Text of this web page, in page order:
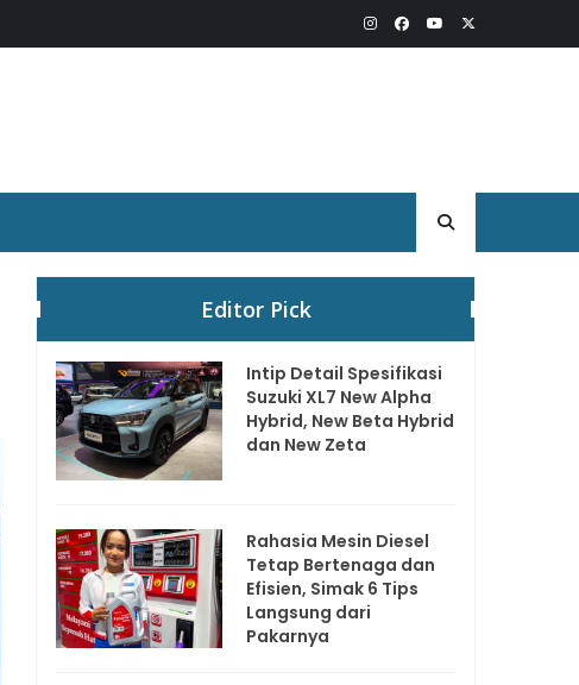
Editor Pick
Intip Detail Spesifikasi
Suzuki XL7 New Alpha
Hybrid, New Beta Hybrid
dan New Zeta
Rahasia Mesin Diesel
Tetap Bertenaga dan
Efisien, Simak 6 Tips
Langsung dari
Pakarnya